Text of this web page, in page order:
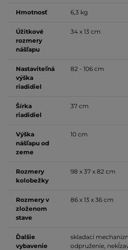
Hmotnosť 6,3 kg
Úžitkové
rozmery
nášľapu
34 x 13 cm
Nastaviteľná
výška
riadidiel
82 - 106 cm
Šírka
riadidiel
37 cm
Výška
nášľapu od
zeme
10 cm
Rozmery
kolobežky
98 x 37 x 82 cm
Rozmery v
zloženom
stave
86 x 13 x 36 cm
Ďalšie
vybavenie
skladací
odpruženie,